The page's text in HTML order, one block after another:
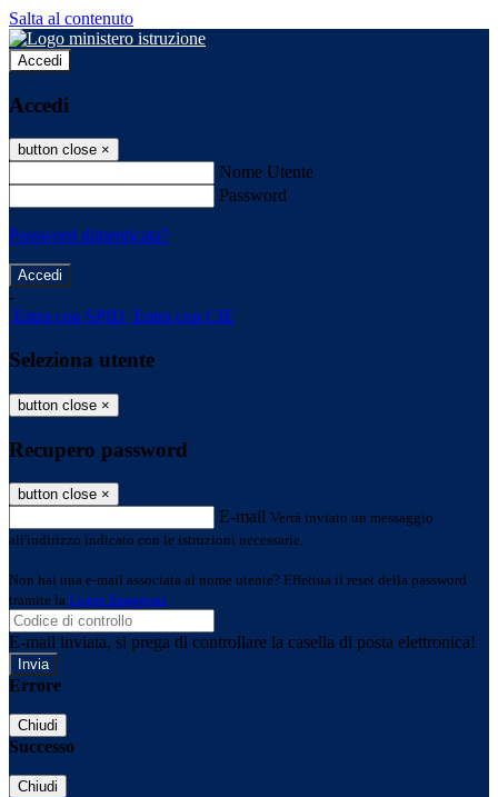
Salta al contenuto
Accedi
Accedi
button close ×
Nome Utente
Password
Password dimenticata?
-
Entra con SPID Entra con CIE
Seleziona utente
button close ×
Recupero password
button close ×
E-mail Verrà inviato un messaggio
all'indirizzo indicato con le istruzioni necessarie.
Non hai una e-mail associata al nome utente? Effettua il reset della password
tramite la Login Spaggiari
E-mail inviata, si prega di controllare la casella di posta elettronica!
Errore
Chiudi
Successo
Chiudi